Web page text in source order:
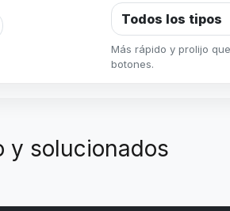
Más rápido y prolijo
botones.
y solucionados